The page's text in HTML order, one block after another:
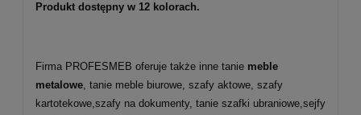
Produkt dostępny w 12 kolorach.
Firma PROFESMEB oferuje także inne tanie meble
metalowe, tanie meble biurowe, szafy aktowe, szafy
kartotekowe,szafy na dokumenty, tanie szafki ubraniowe,sejfy